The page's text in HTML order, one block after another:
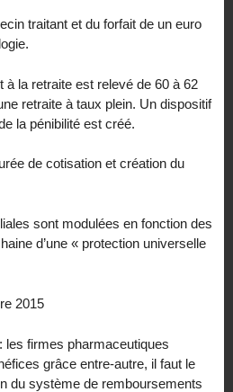
traitant et du forfait de un euro
à la retraite est relevé de 60 à 62
retraite à taux plein. Un dispositif
la pénibilité est créé.
de cotisation et création du
sont modulées en fonction des
d’une « protection universelle
2015
les firmes pharmaceutiques
grâce entre-autre, il faut le
du système de remboursements